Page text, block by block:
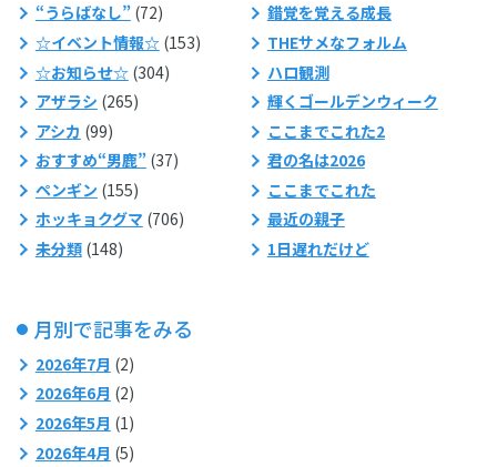
“うらばなし”(72)
☆イベント情報☆(153)
☆お知らせ☆(304)
アザラシ (265)
アシカ (99)
おすすめ“男鹿”(37)
ペンギン (155)
ホッキョクグマ (706)
未分類(148)
錯覚を覚える成長
THEサメなフォルム
ハロ観測
輝くゴールデンウィーク
ここまでこれた2
君の名は2026
ここまでこれた
最近の親子
1日遅れだけど
月別で記事をみる
2026年7月 (2)
2026年6月 (2)
2026年5月 (1)
2026年4月 (5)